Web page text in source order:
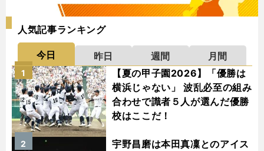
人気記事ランキング
今日 昨日 週間
月間
【夏の甲子園2026】「優勝は
横浜じゃない」 波乱必至の組み
合わせで識者５人が選んだ優勝
校はここだ！
1
宇野昌磨は本田真凜とのアイス
2